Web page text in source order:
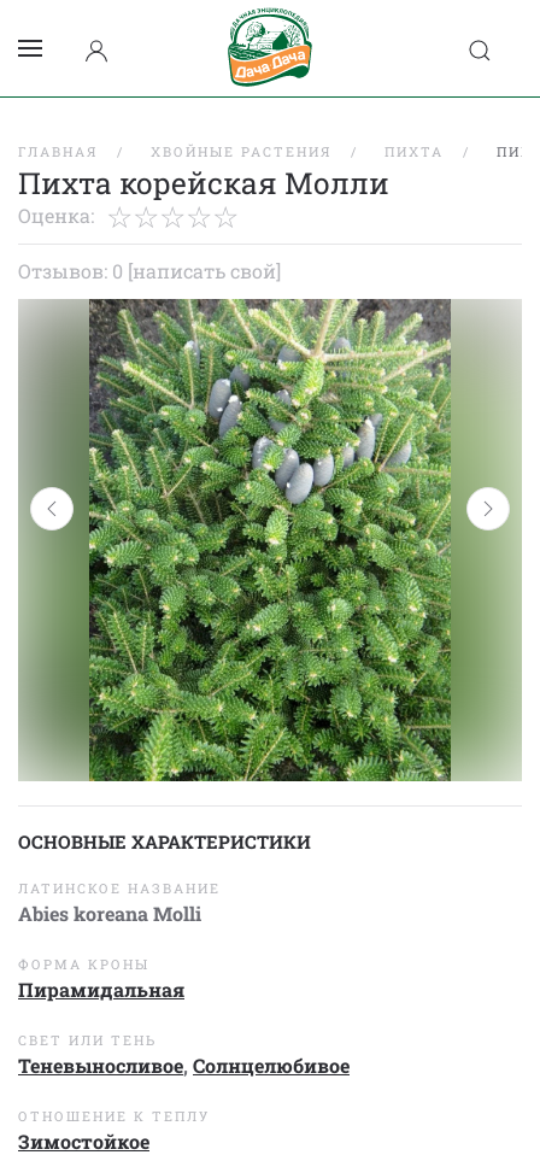
ГЛАВНАЯ ХВОЙНЫЕ РАСТЕНИЯ ПИХТА
Пихта корейская Молли
Оценка:
Отзывов: 0 [написать свой]
ОСНОВНЫЕ ХАРАКТЕРИСТИКИ
ЛАТИНСКОЕ НАЗВАНИЕ
Abies koreana Molli
ФОРМА КРОНЫ
Пирамидальная
СВЕТ ИЛИ ТЕНЬ
Теневыносливое, Солнцелюбивое
ОТНОШЕНИЕ К ТЕПЛУ
Зимостойкое